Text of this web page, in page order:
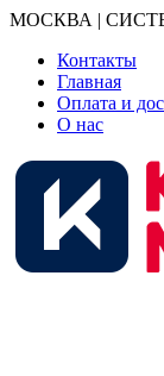
МОСКВА |
Контакты
Главная
Оплата и
О нас